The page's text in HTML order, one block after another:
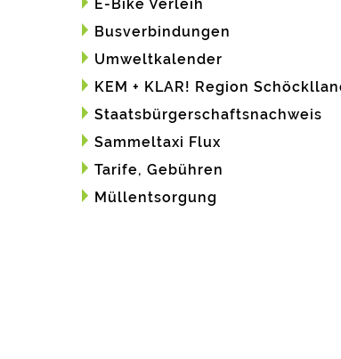
E-Bike Verleih
Busverbindungen
Umweltkalender
KEM + KLAR! Region
Staatsbürgerschaftsnachweis
Sammeltaxi Flux
Tarife, Gebühren
Müllentsorgung